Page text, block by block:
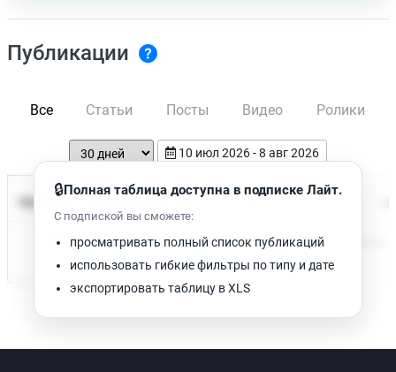
Публикации
Все Статьи Посты Видео Ролики
10 июл 2026 - 8 авг 2026
Время чтения
Нет доступных публикаций. Попробуйте изменить фильтр.
🔒Полная таблица доступна в подписке Лайт.
С подпиской вы сможете:
просматривать полный список публикаций
использовать гибкие фильтры по типу и дате
экспортировать таблицу в XLS